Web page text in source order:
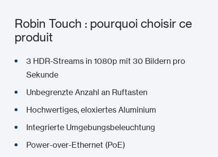
Robin Touch : pourquoi choisir ce
produit
3 HDR-Streams in 1080p mit 30 Bildern pro
Sekunde
Unbegrenzte Anzahl an Ruftasten
Hochwertiges, eloxiertes Aluminium
Integrierte Umgebungsbeleuchtung
Power-over-Ethernet (PoE)